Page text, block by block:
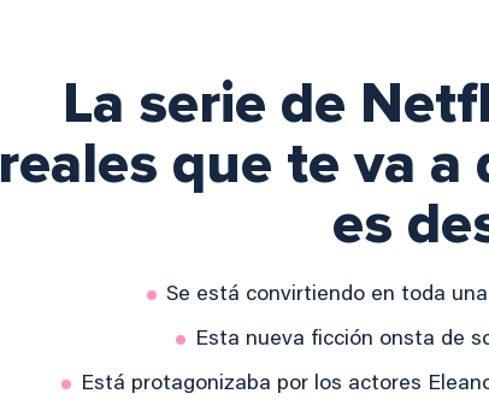
La serie de
reales que te va
es
Se está convirtiendo en toda
Esta nueva ficción onsta de
Está protagonizaba por los actores